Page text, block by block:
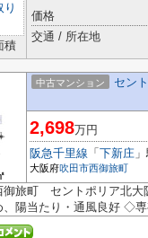
り
積
価格
交通 / 所在地
中古マンション セン
2,698万円
阪急千里線 「 下新庄
大阪府吹田市西御旅町
旅町 セントポリア北大
、陽当たり・通風良好 ◇